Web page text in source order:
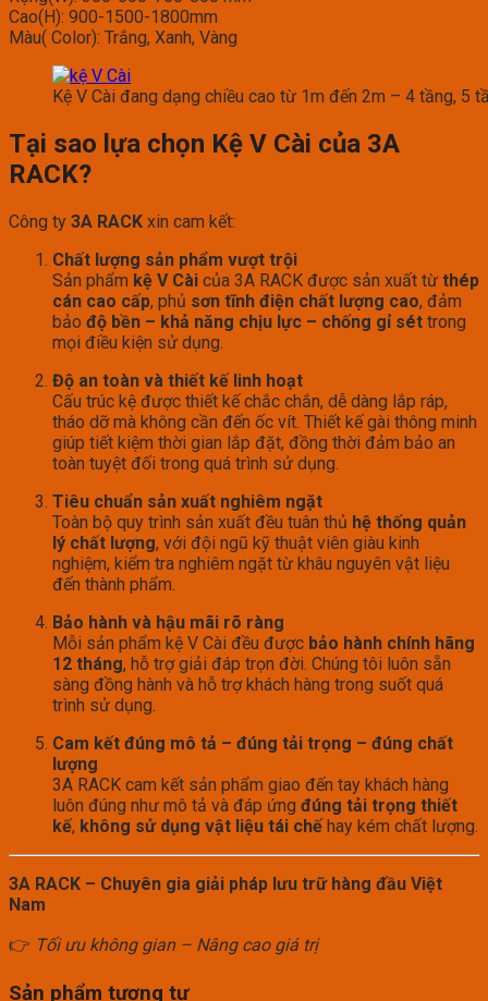
Cao(H): 900-1500-1800mm
Màu( Color): Trắng, Xanh, Vàng
Kệ V Cài đang dạng chiều cao từ 1m đến 2m – 4 tầng, 5
Tại sao lựa chọn Kệ V Cài của 3A
RACK?
Công ty 3A RACK xin cam kết:
Chất lượng sản phẩm vượt trội
Sản phẩm kệ V Cài của 3A RACK được sản xuất từ thép
cán cao cấp, phủ sơn tĩnh điện chất lượng cao, đảm
bảo độ bền – khả năng chịu lực – chống gỉ sét trong
mọi điều kiện sử dụng.
Độ an toàn và thiết kế linh hoạt
Cấu trúc kệ được thiết kế chắc chắn, dễ dàng lắp ráp,
tháo dỡ mà không cần đến ốc vít. Thiết kế gài thông minh
giúp tiết kiệm thời gian lắp đặt, đồng thời đảm bảo an
toàn tuyệt đối trong quá trình sử dụng.
Tiêu chuẩn sản xuất nghiêm ngặt
Toàn bộ quy trình sản xuất đều tuân thủ hệ thống quản
lý chất lượng, với đội ngũ kỹ thuật viên giàu kinh
nghiệm, kiểm tra nghiêm ngặt từ khâu nguyên vật liệu
đến thành phẩm.
Bảo hành và hậu mãi rõ ràng
Mỗi sản phẩm kệ V Cài đều được bảo hành chính hãng
12 tháng, hỗ trợ giải đáp trọn đời. Chúng tôi luôn sẵn
sàng đồng hành và hỗ trợ khách hàng trong suốt quá
trình sử dụng.
Cam kết đúng mô tả – đúng tải trọng – đúng chất
lượng
3A RACK cam kết sản phẩm giao đến tay khách hàng
luôn đúng như mô tả và đáp ứng đúng tải trọng thiết
kế, không sử dụng vật liệu tái chếhay kém chất lượng.
3A RACK – Chuyên gia giải pháp lưu trữ hàng đầu Việt
Nam
👉 Tối ưu không gian – Nâng cao giá trị
Sản phẩm tương tự